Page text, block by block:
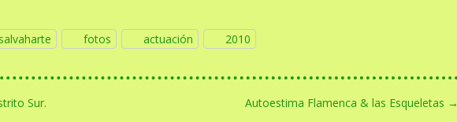
fotos actuación 2010
Sur. Autoestima Flamenca & las Esqueletas →